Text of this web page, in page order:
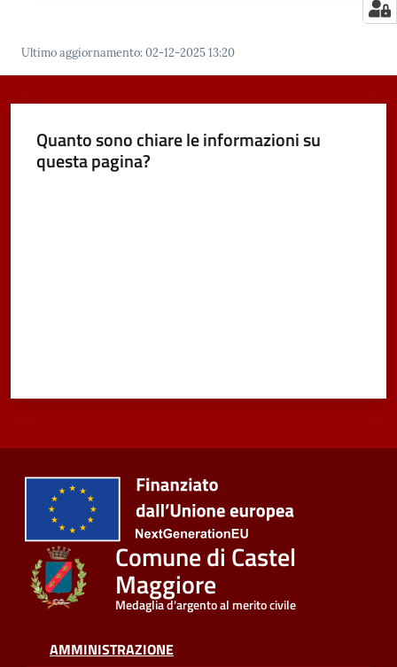
Ultimo aggiornamento:02-12-2025 13:20
Quanto sono chiare le informazioni su
questa pagina?
Comune di Castel
Maggiore
Medaglia d'argento al merito civile
AMMINISTRAZIONE